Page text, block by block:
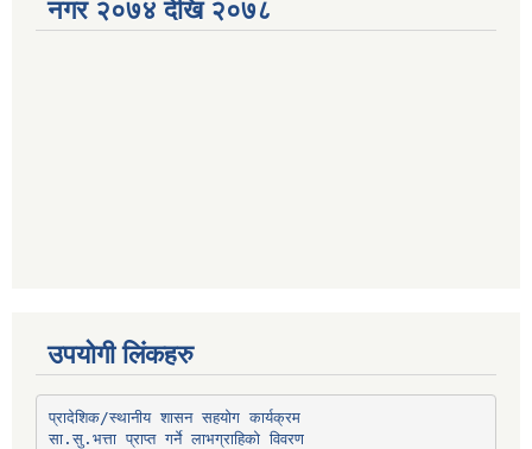
नगर २०७४ देखि २०७८
उपयोगी लिंकहरु
प्रादेशिक/स्थानीय शासन सहयोग कार्यक्रम
सा.सु.भत्ता प्राप्त गर्ने लाभग्राहिको विवरण